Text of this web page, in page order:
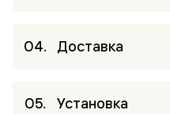
Доставка
Установка